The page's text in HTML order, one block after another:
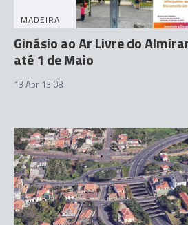
MADEIRA
Ginásio ao Ar Livre do
até 1 de Maio
13 Abr 13:08